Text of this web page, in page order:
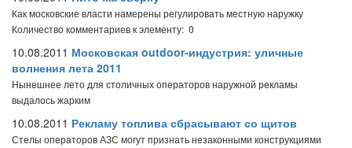
Как московские власти намерены регулировать местную наружку
Количество комментариев к элементу: 0
10.08.2011 Московская outdoor-индустрия: уличные
волнения лета 2011
Нынешнее лето для столичных операторов наружной рекламы
выдалось жарким
10.08.2011 Рекламу топлива сбрасывают со щитов
Стелы операторов АЗС могут признать незаконными конструкциями